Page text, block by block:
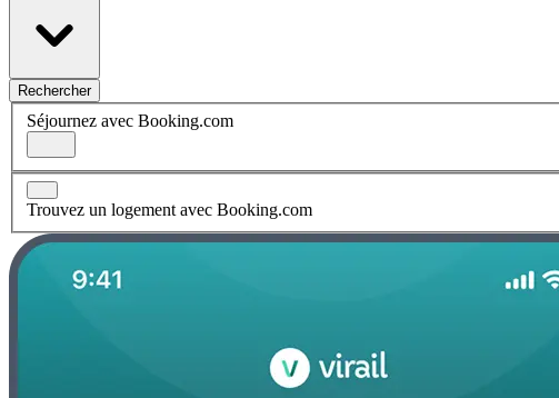
Rechercher
Séjournez avec Booking.com
Trouvez un logement avec Booking.com